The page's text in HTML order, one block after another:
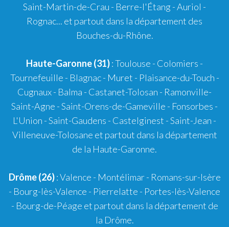
Saint-Martin-de-Crau - Berre-l'Étang -Auriol -
Rognac... et partout dans la département des
Bouches-du-Rhône.
Haute-Garonne (31):Toulouse - Colomiers -
Tournefeuille - Blagnac- Muret - Plaisance-du-Touch -
Cugnaux- Balma - Castanet-Tolosan - Ramonville-
Saint-Agne - Saint-Orens-de-Gameville - Fonsorbes -
L'Union - Saint-Gaudens - Castelginest - Saint-Jean -
Villeneuve-Tolosane et partout dans la département
de la Haute-Garonne.
Drôme (26):Valence - Montélimar- Romans-sur-Isère
- Bourg-lès-Valence - Pierrelatte - Portes-lès-Valence
- Bourg-de-Péage et partout dans la département de
la Drôme.